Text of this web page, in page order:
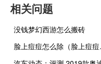
相关问题
没钱梦幻西游怎么搬砖
脸上